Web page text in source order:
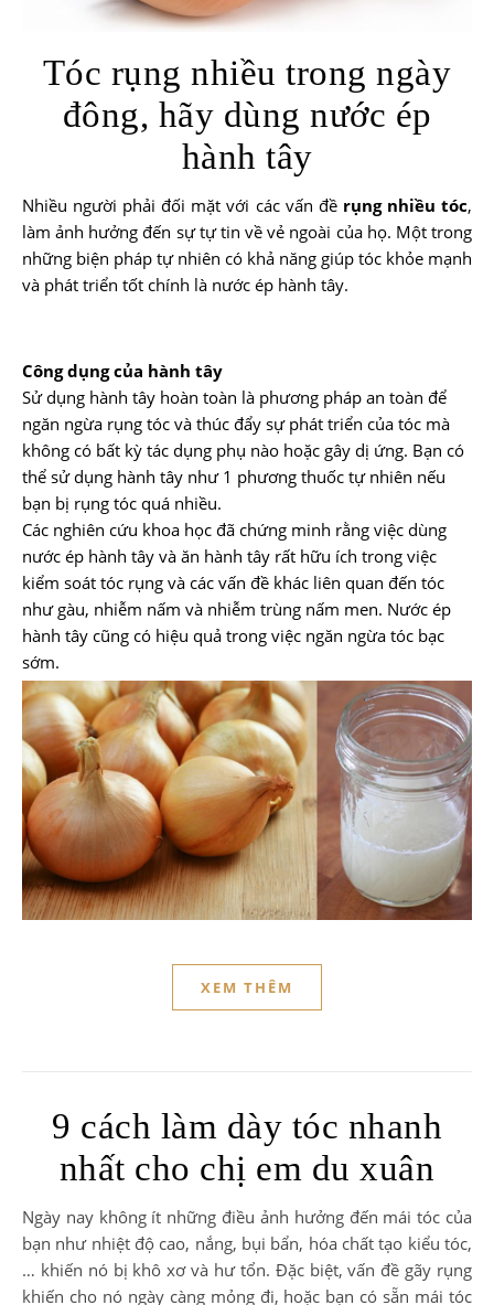
Tóc rụng nhiều trong ngày
đông, hãy dùng nước ép
hành tây
Nhiều người phải đối mặt với các vấn đề rụng nhiều tóc,
làm ảnh hưởng đến sự tự tin về vẻ ngoài của họ. Một trong
những biện pháp tự nhiên có khả năng giúp tóc khỏe mạnh
và phát triển tốt chính là nước ép hành tây.
Công dụng của hành tây
Sử dụng hành tây hoàn toàn là phương pháp an toàn để
ngăn ngừa rụng tóc và thúc đẩy sự phát triển của tóc mà
không có bất kỳ tác dụng phụ nào hoặc gây dị ứng. Bạn có
thể sử dụng hành tây như 1 phương thuốc tự nhiên nếu
bạn bị rụng tóc quá nhiều.
Các nghiên cứu khoa học đã chứng minh rằng việc dùng
nước ép hành tây và ăn hành tây rất hữu ích trong việc
kiểm soát tóc rụng và các vấn đề khác liên quan đến tóc
như gàu, nhiễm nấm và nhiễm trùng nấm men. Nước ép
hành tây cũng có hiệu quả trong việc ngăn ngừa tóc bạc
sớm.
XEM THÊM
9 cách làm dày tóc nhanh
nhất cho chị em du xuân
Ngày nay không ít những điều ảnh hưởng đến mái tóc của
bạn như nhiệt độ cao, nắng, bụi bẩn, hóa chất tạo kiểu tóc,
… khiến nó bị khô xơ và hư tổn. Đặc biệt, vấn đề gãy rụng
khiến cho nó ngày càng mỏng đi, hoặc bạn có sẵn mái tóc